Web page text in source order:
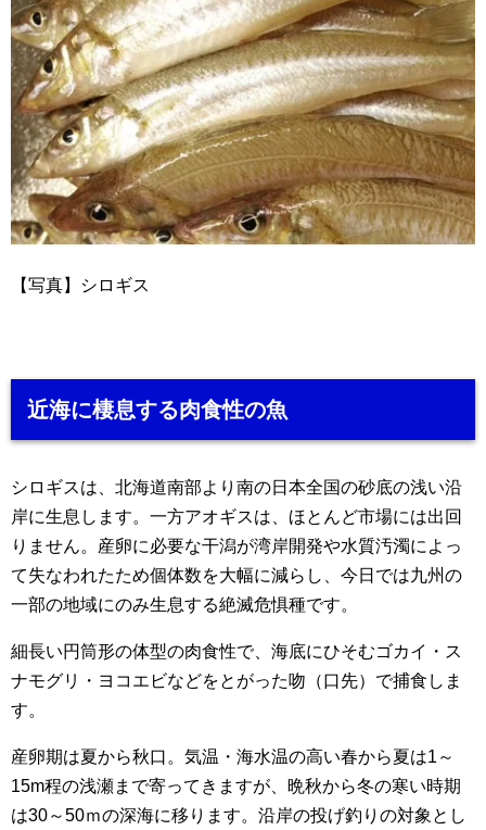
【写真】シロギス
近海に棲息する肉食性の魚
シロギスは、北海道南部より南の日本全国の砂底の浅い沿
岸に生息します。一方アオギスは、ほとんど市場には出回
りません。産卵に必要な干潟が湾岸開発や水質汚濁によっ
て失なわれたため個体数を大幅に減らし、今日では九州の
一部の地域にのみ生息する絶滅危惧種です。
細長い円筒形の体型の肉食性で、海底にひそむゴカイ・ス
ナモグリ・ヨコエビなどをとがった吻（口先）で捕食しま
す。
産卵期は夏から秋口。気温・海水温の高い春から夏は1～
15m程の浅瀬まで寄ってきますが、晩秋から冬の寒い時期
は30～50ｍの深海に移ります。沿岸の投げ釣りの対象とし